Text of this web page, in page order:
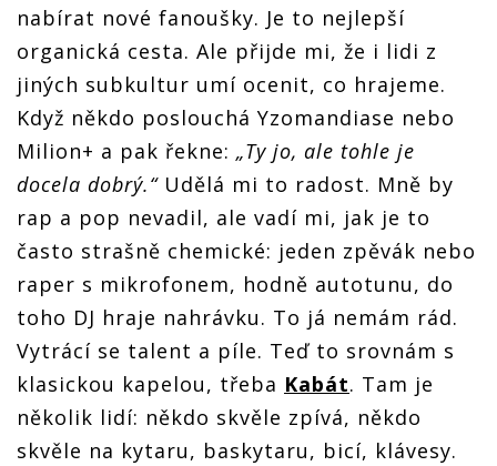
nabírat nové fanoušky. Je to nejlepší
organická cesta. Ale přijde mi, že i lidi z
jiných subkultur umí ocenit, co hrajeme.
Když někdo poslouchá Yzomandiase nebo
Milion+ a pak řekne: „Ty jo, ale tohle je
docela dobrý.“Udělá mi to radost. Mně by
rap a pop nevadil, ale vadí mi, jak je to
často strašně chemické: jeden zpěvák nebo
raper s mikrofonem, hodně autotunu, do
toho DJ hraje nahrávku. To já nemám rád.
Vytrácí se talent a píle. Teď to srovnám s
klasickou kapelou, třeba Kabát. Tam je
několik lidí: někdo skvěle zpívá, někdo
skvěle na kytaru, baskytaru, bicí, klávesy.